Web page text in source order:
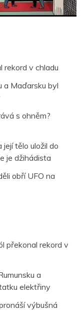
rekord v chladu
a Maďarsku byl
s ohněm?
tělo uložil do
je džihádista
obří UFO na
překonal rekord v
a
elektřiny
výbušná